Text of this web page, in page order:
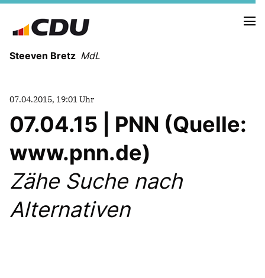
Steeven Bretz MdL
VITA
WAHLKREISBESUCHE
PRESSEFOTOS
MEIN BÜRGERBÜRO
07.04.2015, 19:01 Uhr
07.04.15 | PNN (Quelle:
www.pnn.de)
Zähe Suche nach
Alternativen